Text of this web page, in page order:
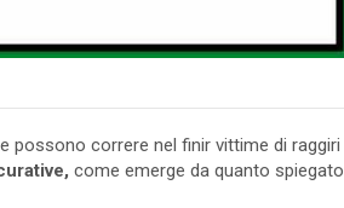
possono correre nel finir vittime di raggiri
come emerge da quanto spiegato